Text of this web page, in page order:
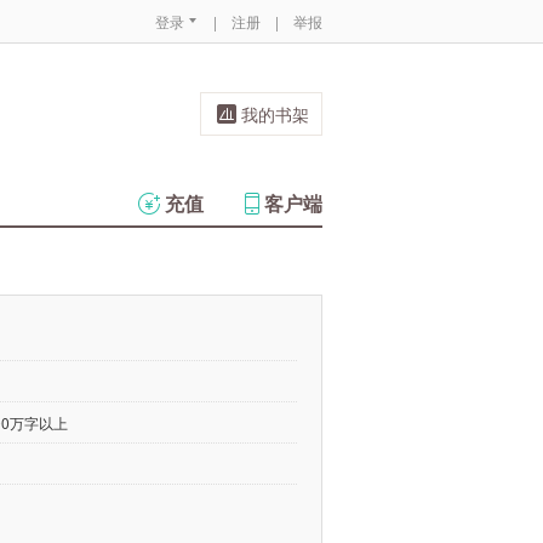
登录 | 注册 | 举报
我的书架
客户端
充值
万字以上